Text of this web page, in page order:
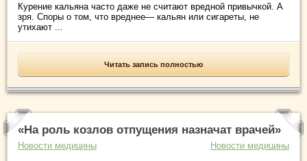
Курение кальяна часто даже не считают вредной привычкой. А
зря. Споры о том, что вреднее— кальян или сигареты, не
утихают ...
Читать запись полностью
«На роль козлов отпущения назначат врачей»
Новости медицины Новости медицины